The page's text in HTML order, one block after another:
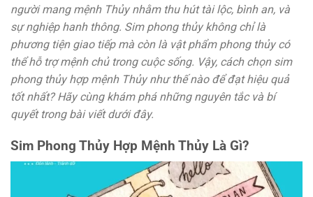
người mang mệnh Thủy nhằm thu hút tài lộc, bình an, và
sự nghiệp hanh thông. Sim phong thủy không chỉ là
phương tiện giao tiếp mà còn là vật phẩm phong thủy có
thể hỗ trợ mệnh chủ trong cuộc sống. Vậy, cách chọn sim
phong thủy hợp mệnh Thủy như thế nào để đạt hiệu quả
tốt nhất? Hãy cùng khám phá những nguyên tắc và bí
quyết trong bài viết dưới đây.
Sim Phong Thủy Hợp Mệnh Thủy Là Gì?